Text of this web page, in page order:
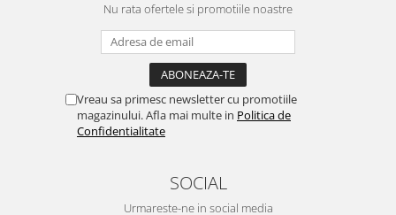
Nu rata ofertele si promotiile noastre
Vreau sa primesc newsletter cu promotiile
magazinului. Afla mai multe in Politica de
Confidentialitate
SOCIAL
Urmareste-ne in social media